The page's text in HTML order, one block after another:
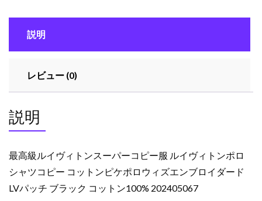
ン
ー
コ
ー
服
イ
ヴ
ィ
説明
レビュー (0)
説明
最高級ルイヴィトンスーパーコピー服 ルイヴィトンポロ
シャツコピー コットンピケポロウィズエンブロイダード
LVパッチ ブラック コットン100% 202405067